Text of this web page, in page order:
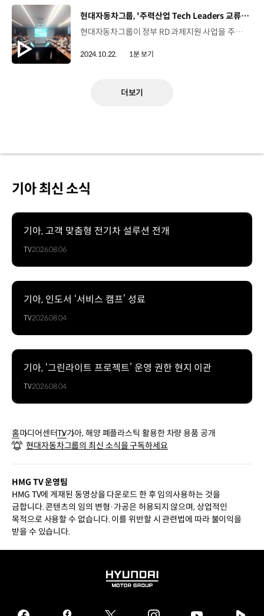
[동영상]
현대자동차그룹, '주력산업 Tech Leaders 교류회' 개최
현대자동차그룹이 정부 RD 과제지원 사업을 주관하는 한국산업기술기획평가원과 ‘주력산업 Tech Leaders 교류회’를 개최했습니다. 지난 16일, 대한상공회의소에서 열린 이번 교류회에서 한국산업기술기획평가원은 정부 RD 과제 지원 프로세스와 미래자동차, 기계장비로봇, 방산 분야의 초격차 기술 및 내년도 정부의 RD 투자 방향 설명을 진행했습니다. 현대자동차그룹은 그룹사별 RD 방향과 국내 기술 경쟁력 강화를 위한 정부 RD 과제 지원 필요성 등에 대해 의견을 공유했는데요, 이번 교류회를 시작으로 현대자동차그룹은 지속적인 협업을 통해 국내 기술력 강화와 생태계 육성에 기여할 예정입니다.
2024.10.22. 1분 보기
더보기
기아 최신 소식
기아, 고객 맞춤형 전기차 설루션 전개
TV2026.08.06
기아, 인도서 ‘서비스 캠프’ 성료
TV2026.08.04
기아, ‘그린라이트 프로젝트’ 운영 권한 현지 이관
TV2026.08.04
홈미디어센터TV기아, 해양 폐플라스틱 활용한 차량 용품 공개
현대자동차그룹의 최신 소식을 구독하세요
HMG TV 운영팀
HMG TV에 게재된 동영상을 다운로드 한 후 임의사용하는 것을
금합니다. 콘텐츠의 임의 변형·가공은 허용되지 않으며, 상업적인
목적으로 사용할 수 없습니다. 이를 위반할 시 관련법에 따라 불이익을
받을 수 있습니다.
HYUNDAI
GROUP